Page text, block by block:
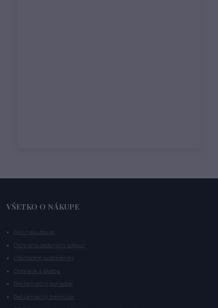
VŠETKO O NÁKUPE
Ako nakupovať
Ochrana osobných údajov
Obchodné podmienky
Doprava a platba
Reklamačný poriadok
Reklamačný formulár